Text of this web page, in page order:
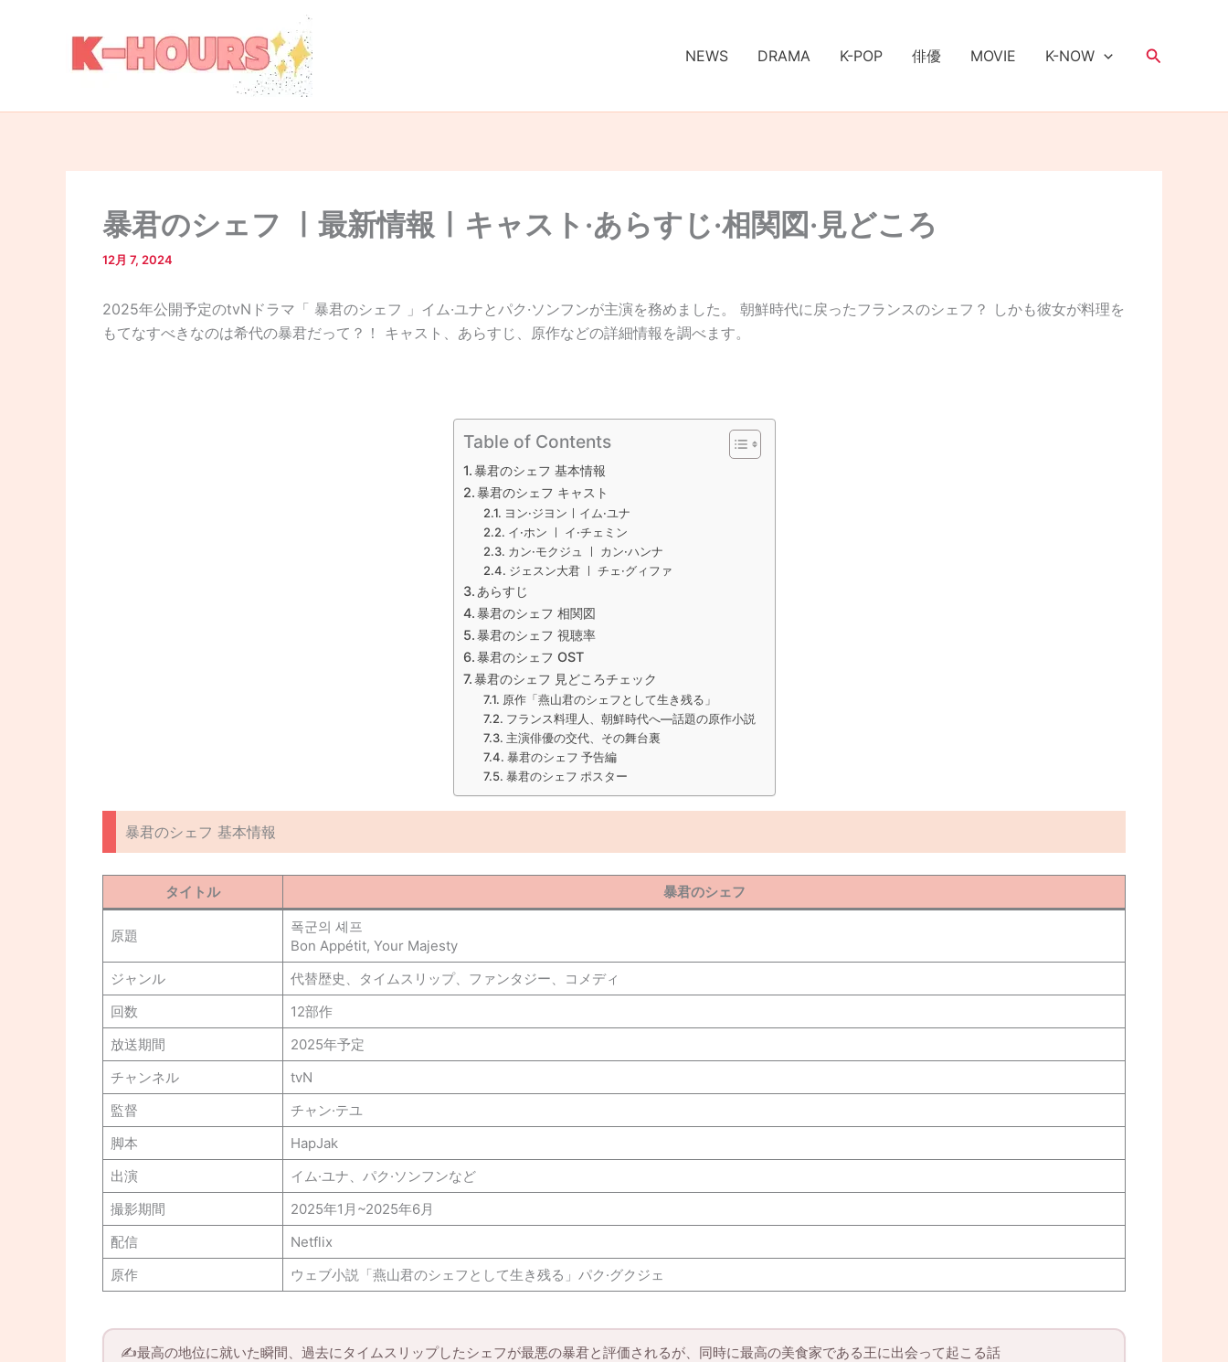
NEWS DRAMA K-POP 俳優 MOVIE K-NOW
検
暴君のシェフ ㅣ最新情報ㅣキャスト·あらすじ·相関図·見どころ
12月 7, 2024
2025年公開予定のtvNドラマ「 暴君のシェフ 」イム·ユナとパク·ソンフンが主演を務めました。 朝鮮時代に戻ったフランスのシェフ？ しかも彼女が料理を
もてなすべきなのは希代の暴君だって？！ キャスト、あらすじ、原作などの詳細情報を調べます。
Table of Contents
暴君のシェフ 基本情報
暴君のシェフ キャスト
ヨン·ジヨンㅣイム·ユナ
イ·ホン ㅣ イ·チェミン
カン·モクジュ ㅣ カン·ハンナ
ジェスン大君 ㅣ チェ·グィファ
あらすじ
暴君のシェフ 相関図
暴君のシェフ 視聴率
暴君のシェフ OST
暴君のシェフ 見どころチェック
原作「燕山君のシェフとして生き残る」
フランス料理人、朝鮮時代へ―話題の原作小説
主演俳優の交代、その舞台裏
暴君のシェフ 予告編
暴君のシェフ ポスター
暴君のシェフ 基本情報
タイトル 暴君のシェフ
原題
폭군의 셰프
Bon Appétit, Your Majesty
ジャンル
代替歴史、タイムスリップ、ファンタジー、コメディ
回数
12部作
放送期間
2025年予定
チャンネル
tvN
監督
チャン·テユ
脚本
HapJak
出演
イム·ユナ、パク·ソンフンなど
撮影期間
2025年1月~2025年6月
配信
Netflix
原作
ウェブ小説「燕山君のシェフとして生き残る」パク·グクジェ
✍️最高の地位に就いた瞬間、過去にタイムスリップしたシェフが最悪の暴君と評価されるが、同時に最高の美食家である王に出会って起こる話